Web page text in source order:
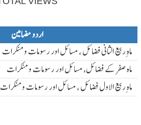
اردو مضامین
ماہ ِربیع الثانی فضائل ، مسائل اور رسومات و منکرات
ماہ صفر کے فضائل، مسائل اور رسومات و منکرات
ماہ ِربیع الاول فضائل ، مسائل اور رسومات و منکرات